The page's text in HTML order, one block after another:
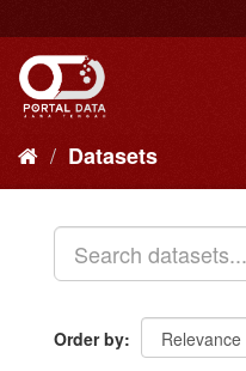
to
content
Datasets
Order by